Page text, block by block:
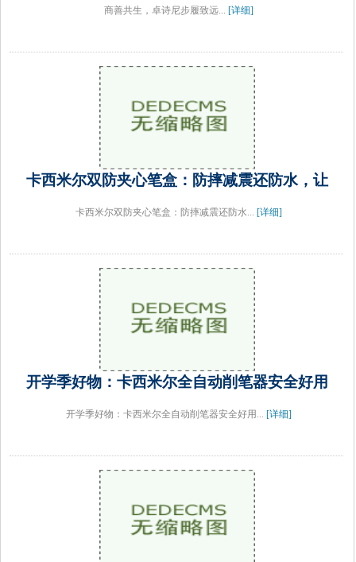
商善共生，卓诗尼步履致远... [详细]
卡西米尔双防夹心笔盒：防摔减震还防水，让
卡西米尔双防夹心笔盒：防摔减震还防水... [详细]
开学季好物：卡西米尔全自动削笔器安全好用
开学季好物：卡西米尔全自动削笔器安全好用... [详细]